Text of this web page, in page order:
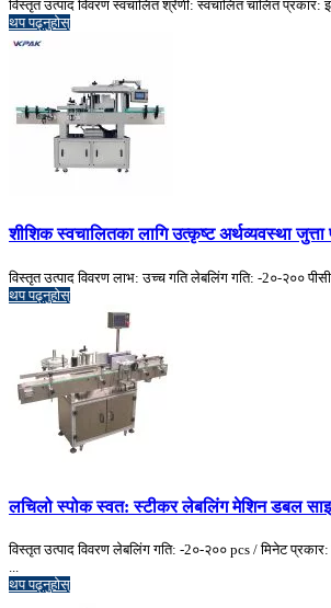
विस्तृत उत्पाद विवरण स्वचालित श्रेणी: स्वचालित चालित
थप पढ्नुहोस्
शीशिक स्वचालितका लागि उत्कृष्ट अर्थव्यवस्था
विस्तृत उत्पाद विवरण लाभ: उच्च गति लेबलिंग गति: -2०-२००
थप पढ्नुहोस्
लचिलो स्पोक स्वत: स्टीकर लेबलिंग मेशिन डबल
विस्तृत उत्पाद विवरण लेबलिंग गति: -2०-२०० pcs / मिनेट
...
थप पढ्नुहोस्